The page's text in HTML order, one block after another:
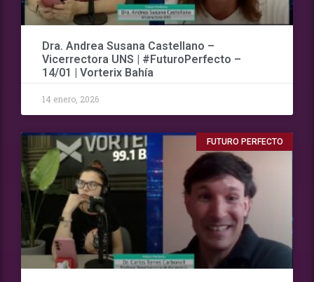
Dra. Andrea Susana Castellano –
Vicerrectora UNS | #FuturoPerfecto –
14/01 | Vorterix Bahía
14 enero, 2026
FUTURO PERFECTO